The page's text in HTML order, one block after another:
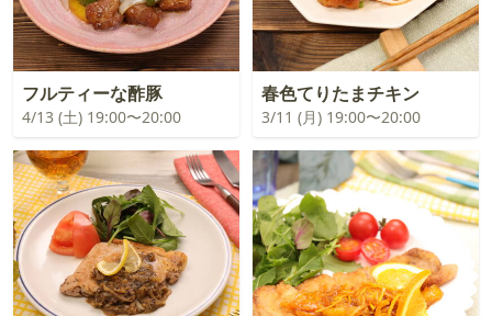
フルティーな酢豚
4/13 (土) 19:00〜20:00
春色てりたまチキン
3/11 (月) 19:00〜20:00